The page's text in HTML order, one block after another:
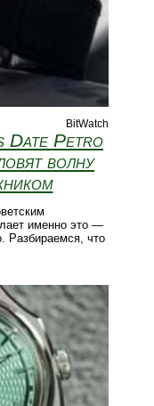
BitWatch
Date Petro
волну
именно это —
Разбираемся, что